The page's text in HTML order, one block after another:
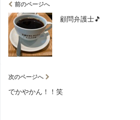
前のページへ
顧問弁護士🎵
次のページへ
でかやかん！！笑